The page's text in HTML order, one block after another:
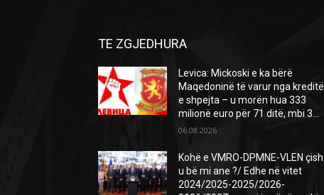
TE ZGJEDHURA
Levica: Mickoski e ka bërë
Maqedoninë të varur nga kreditë
e shpejta – u morën hua 333
milionë euro për 71 ditë, mbi 3...
06.08.2026
Kohë e VMRO-DPMNE-VLEN çish
u bë mi ane ?/ Edhe në vitet
2024/2025-2025/2026-